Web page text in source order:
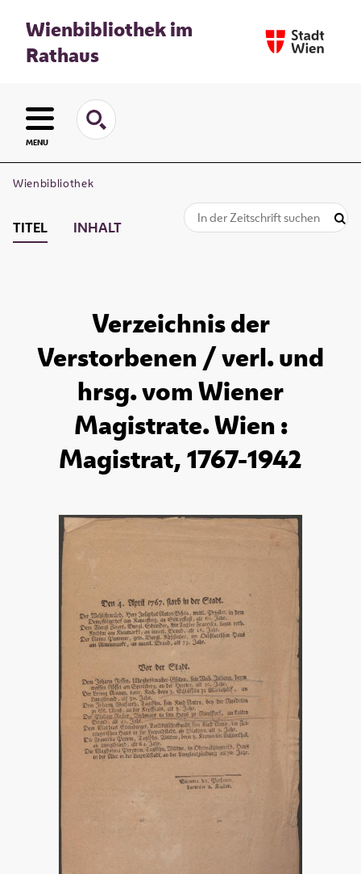
Wienbibliothek im
Rathaus
MENU
Wienbibliothek
TITEL INHALT
Verzeichnis der
Verstorbenen / verl. und
hrsg. vom Wiener
Magistrate. Wien :
Magistrat, 1767-1942